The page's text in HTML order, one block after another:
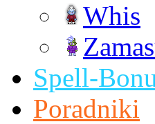
Whis
Spell-
Poradniki